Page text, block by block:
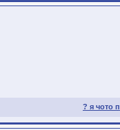
? я чото п